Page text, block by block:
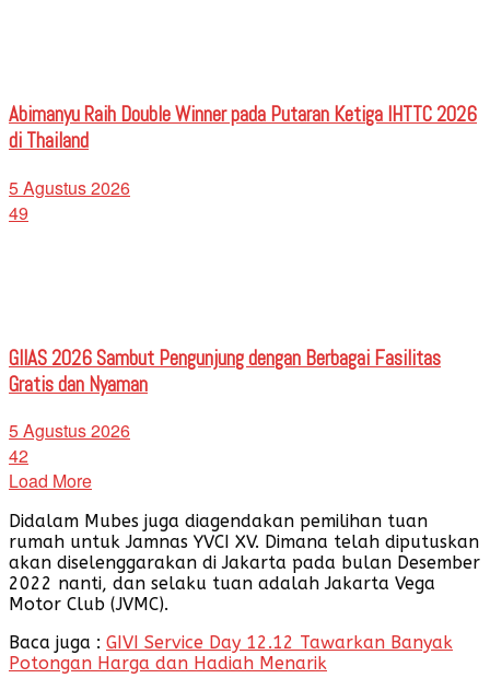
Abimanyu Raih Double Winner pada Putaran Ketiga IHTTC 2026
di Thailand
5 Agustus 2026
49
GIIAS 2026 Sambut Pengunjung dengan Berbagai Fasilitas
Gratis dan Nyaman
5 Agustus 2026
42
Load More
Didalam Mubes juga diagendakan pemilihan tuan
rumah untuk Jamnas YVCI XV. Dimana telah diputuskan
akan diselenggarakan di Jakarta pada bulan Desember
2022 nanti, dan selaku tuan adalah Jakarta Vega
Motor Club (JVMC).
Baca juga : GIVI Service Day 12.12 Tawarkan Banyak
Potongan Harga dan Hadiah Menarik